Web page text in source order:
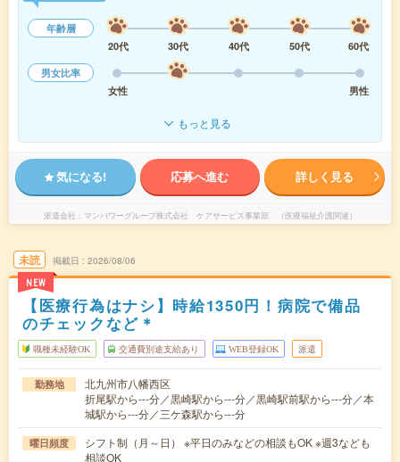
年齢層
20代
30代 40代 50代
60代
男女比率
女性
男性
もっと見る
気になる! 応募へ進む 詳しく見る
派遣会社 マンパワーグループ株式会社 ケアサービス事業部 （医療福祉介護関連）
未読
NEW
掲載日 2026/08/06
【医療行為はナシ】時給1350円！病院で備品
のチェックなど＊
職種未経験OK 交通費別途支給あり WEB登録OK 派遣
勤務地
北九州市八幡西区
折尾駅から---分／黒崎駅から---分／黒崎駅前駅から---分／本
城駅から---分／三ケ森駅から---分
曜日頻度
シフト制（月～日） ※平日のみなどの相談もOK ※週3なども
相談OK